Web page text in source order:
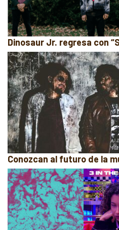
Dinosaur Jr. regresa con
Conozcan al futuro de la